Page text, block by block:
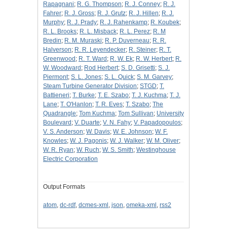
Rapagnani; R. G. Thompson; R. J. Conney; R. J.
Fahrer; R. J. Gross; R. J. Grutz; R. J. Hillen; R. J.
Murphy; R. J. Prady; R. J. Rahenkamp; R. Koubek;
R. L. Brooks; R. L. Misback; R. L. Perez; R. M
Bredin; R. M. Muraski; R. P. Duverneau; R. R.
Halverson; R. R. Leyendecker; R. Steiner; R. T.
Greenwood ; R. T. Ward ; R. W. Ek; R. W. Herbert; R.
W. Woodward ; Rod Herbert; S. D. Grisetti; S. J.
Piermont; S. L. Jones; S. L. Quick; S. M. Garvey;
Steam Turbine Generator Division; STGD; T.
Battieneri; T. Burke; T. E. Szabo; T. J. Kuchma; T. J.
Lane; T. O'Hanlon; T. R. Eves; T. Szabo; The
Quadrangle; Tom Kuchma; Tom Sullivan; University
Boulevard ; V. Duarte; V. N. Fahy; V. Papadopoulos;
V. S. Anderson; W. Davis; W. E. Johnson; W. F.
Knowles; W. J. Pagonis; W. J. Walker; W. M. Oliver;
W. R. Ryan; W. Ruch; W. S. Smith; Westinghouse
Electric Corporation
Output Formats
atom, dc-rdf, dcmes-xml , json, omeka-xml , rss2